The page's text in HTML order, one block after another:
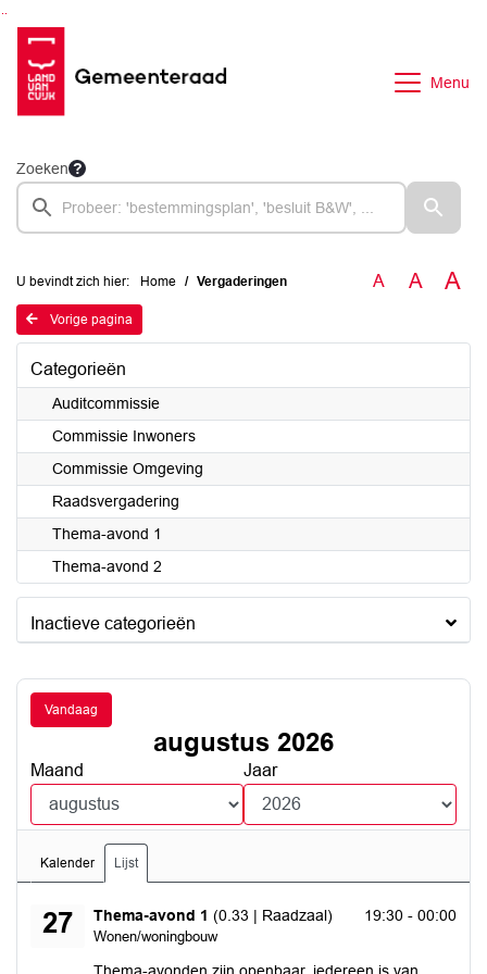
Menu
Zoeken
U bevindt zich hier: Home Vergaderingen A A A
Vorige pagina
Categorieën
Auditcommissie
Commissie Inwoners
Commissie Omgeving
Raadsvergadering
Thema-avond 1
Thema-avond 2
Inactieve categorieën
Vandaag
augustus 2026
Maand Jaar
Kalender Lijst
27 Thema-avond 1 (0.33 | Raadzaal)
Wonen/woningbouw
donderdag 27 augustus 2026 19:30 - 00:00